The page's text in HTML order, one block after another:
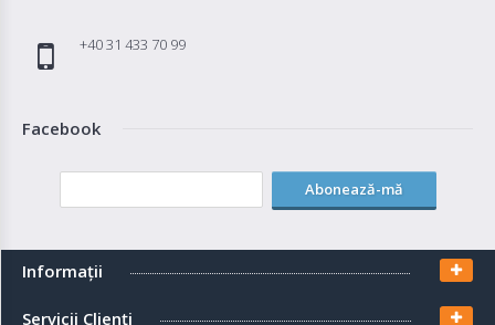
+40 31 433 70 99
Facebook
Abonează-mă
Informaţii
Servicii Clienţi